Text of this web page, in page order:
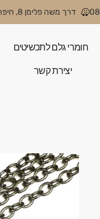
דרך משה פלימן 8, חיפה (קניון קסטרא)
חומרי גלם לתכשיטים
יצירת קשר